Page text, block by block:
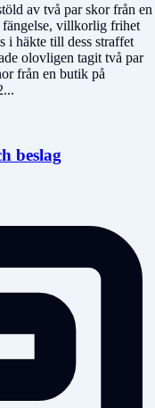
av två par skor från en
villkorlig frihet
i häkte till dess straffet
olovligen tagit två par
från en butik på
beslag